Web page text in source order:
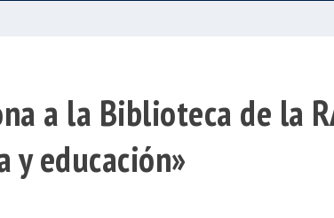
a la Biblioteca de la
y educación»